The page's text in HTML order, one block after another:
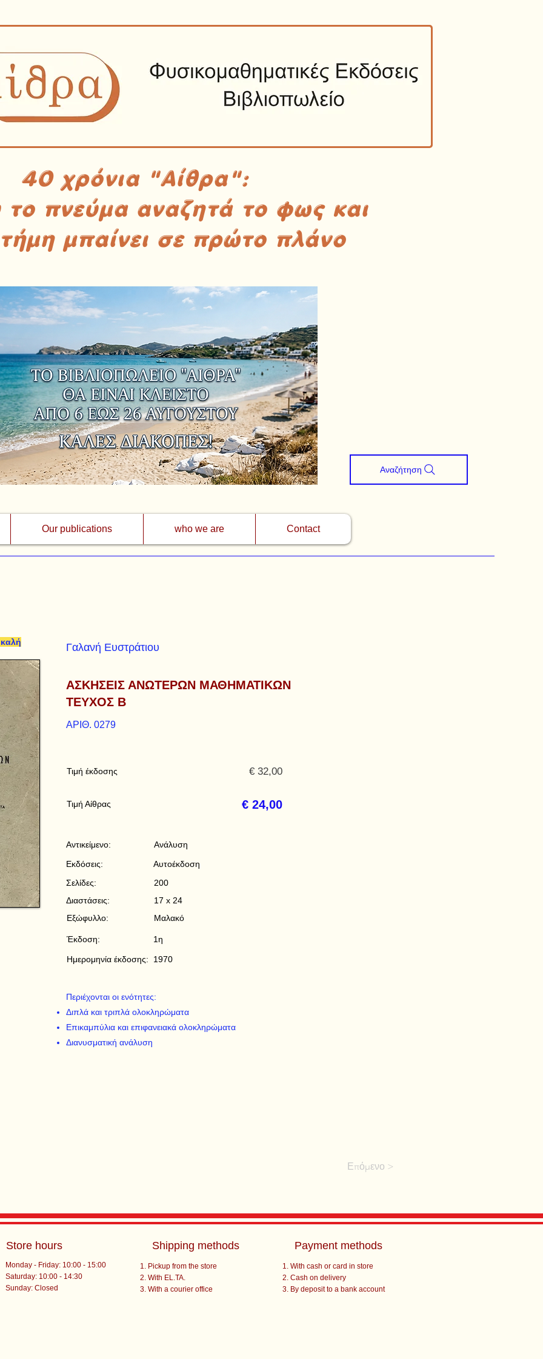
40 χρόνια "Αίθρα":
το πνεύμα αναζητά το φως και
μπαίνει σε πρώτο πλάνο
Our publications who we are Contact
Αναζήτηση
Γαλανή Ευστράτιου
ΑΣΚΗΣΕΙΣ ΑΝΩΤΕΡΩΝ ΜΑΘΗΜΑΤΙΚΩΝ
ΤΕΥΧΟΣ Β
ΑΡΙΘ. 0279
Τιμή έκδοσης
Τιμή Αίθρας
€ 32,00
€ 24,00
Ανάλυση
Αυτοέκδοση
200
17 x 24
Μαλακό
1η
1970
Αντικείμενο:
Εκδόσεις:
Σελίδες:
Διαστάσεις:
Εξώφυλλο:
Έκδοση:
Ημερομηνία έκδοσης:
Περιέχονται οι ενότητες:
Διπλά και τριπλά ολοκληρώματα
Επικαμπύλια και επιφανειακά ολοκληρώματα
Διανυσματική ανάλυση
Επόμενο >
Store hours
Monday - Friday: 10:00 - 15:00
Saturday: 10:00 - 14:30
​Sunday: Closed
Shipping methods
Pickup from the store
With EL.TA.
With a courier office
Payment methods
With cash or card in store
Cash on delivery
By deposit to a bank account